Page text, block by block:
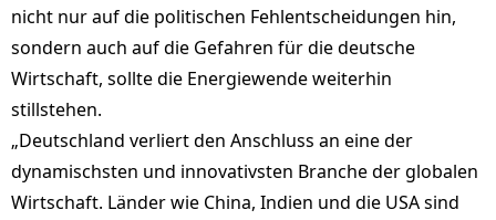
nicht nur auf die politischen Fehlentscheidungen hin,
sondern auch auf die Gefahren für die deutsche
Wirtschaft, sollte die Energiewende weiterhin
stillstehen.
„Deutschland verliert den Anschluss an eine der
dynamischsten und innovativsten Branche der globalen
Wirtschaft. Länder wie China, Indien und die USA sind